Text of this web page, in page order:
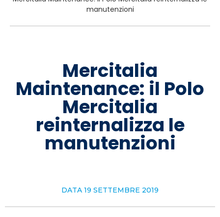
manutenzioni
Mercitalia
Maintenance: il Polo
Mercitalia
reinternalizza le
manutenzioni
DATA 19 SETTEMBRE 2019